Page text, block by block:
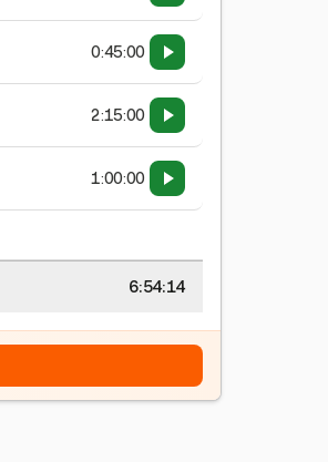
0:45:00
2:15:00
1:00:00
6:54:15